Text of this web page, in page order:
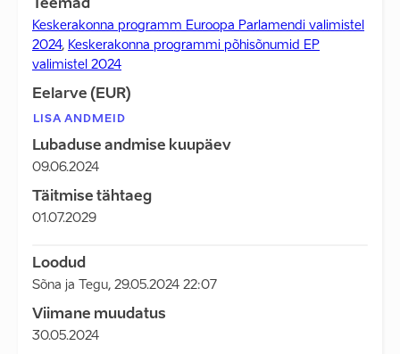
Teemad
Keskerakonna programm Euroopa Parlamendi valimistel
2024, Keskerakonna programmi põhisõnumid EP
valimistel 2024
Eelarve (EUR)
LISA ANDMEID
Lubaduse andmise kuupäev
09.06.2024
Täitmise tähtaeg
01.07.2029
Loodud
Sõna ja Tegu, 29.05.2024 22:07
Viimane muudatus
30.05.2024